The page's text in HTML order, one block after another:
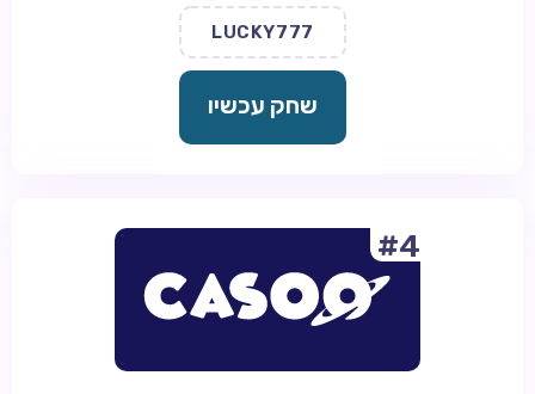
LUCKY777
שחק עכשיו
#4